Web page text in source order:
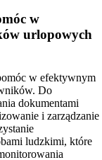
w
urlopowych
w efektywnym
Do
dokumentami
i zarządzanie
ludzkimi, które